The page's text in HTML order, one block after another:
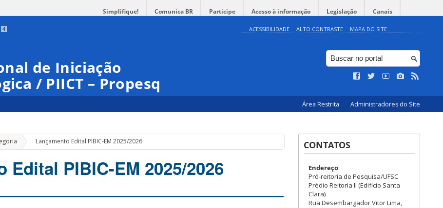
Simplifique! Comunica BR Participe Acesso à informação Legislação Canais
4 ACESSIBILIDADE ALTO CONTRASTE MAPA DO SITE
de Iniciação
/ PIICT – Propesq
Área Restrita Administradores do Site
» Lançamento Edital PIBIC-EM 2025/2026
Edital PIBIC-EM 2025/2026
CONTATOS
Endereço:
Pró-reitoria de Pesquisa/UFSC
Prédio Reitoria II (Edifício Santa
Clara)
Rua Desembargador Vitor Lima,